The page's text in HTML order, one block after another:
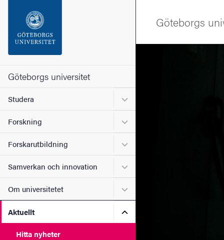
Sidfoten
Om webbplatsen
Göteborgs universitet
Studera Undermeny för Studera
Forskning Undermeny för Forskning
Forskarutbildning Undermeny för
Samverkan och innovation Undermeny för Samverkan
Om universitetet Undermeny för Om
Aktuellt Undermeny för Aktuellt
Hitta nyheter
Göteborgs
Bild